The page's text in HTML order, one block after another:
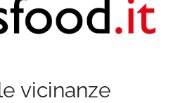
vicinanze